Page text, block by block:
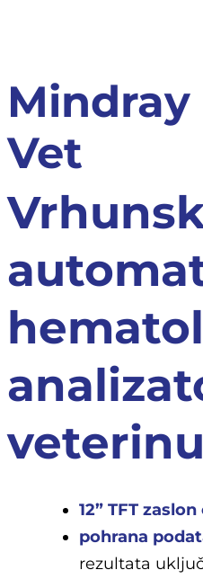
Mindray
Vet
veterinu
12” TFT
pohrana
rezultata